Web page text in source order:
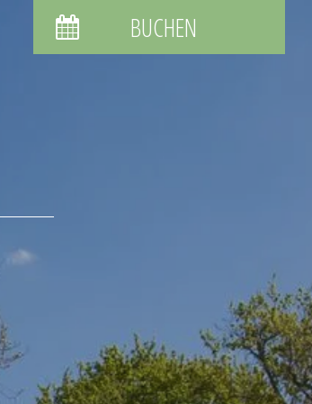
BUCHEN